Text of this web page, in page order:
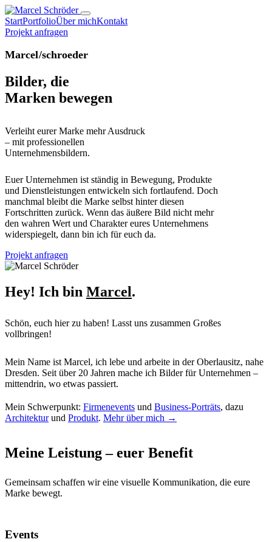
StartPortfolioÜber michKontakt
Projekt anfragen
Marcel/schroeder
Bilder, die
Marken bewegen
Verleiht eurer Marke mehr Ausdruck
– mit professionellen
Unternehmensbildern.
Euer Unternehmen ist ständig in Bewegung, Produkte
und Dienstleistungen entwickeln sich fortlaufend. Doch
manchmal bleibt die Marke selbst hinter diesen
Fortschritten zurück. Wenn das äußere Bild nicht mehr
den wahren Wert und Charakter eures Unternehmens
widerspiegelt, dann bin ich für euch da.
Projekt anfragen
Hey! Ich bin Marcel.
Schön, euch hier zu haben! Lasst uns zusammen Großes
vollbringen!
Mein Name ist Marcel, ich lebe und arbeite in der Oberlausitz, nahe
Dresden. Seit über 20 Jahren mache ich Bilder für Unternehmen –
mittendrin, wo etwas passiert.
Mein Schwerpunkt: Firmenevents und Business-Porträts, dazu
Architekturund Produkt. Mehr über mich →
Meine Leistung – euer Benefit
Gemeinsam schaffen wir eine visuelle Kommunikation, die eure
Marke bewegt.
Events